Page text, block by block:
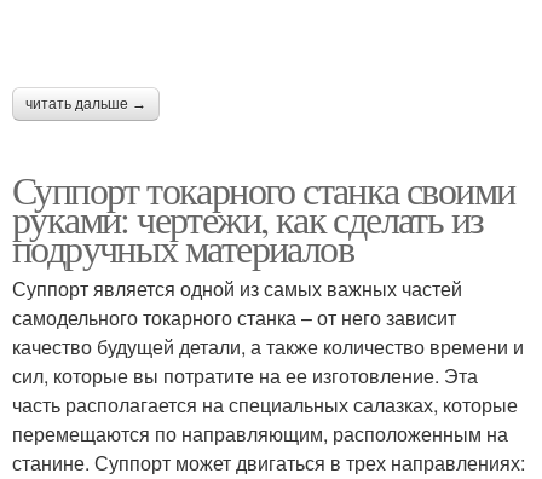
читать дальше →
Суппорт токарного станка своими
руками: чертежи, как сделать из
подручных материалов
Суппорт является одной из самых важных частей
самодельного токарного станка – от него зависит
качество будущей детали, а также количество времени и
сил, которые вы потратите на ее изготовление. Эта
часть располагается на специальных салазках, которые
перемещаются по направляющим, расположенным на
станине. Суппорт может двигаться в трех направлениях: